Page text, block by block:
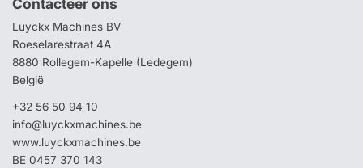
Luyckx Machines BV
Roeselarestraat 4A
8880 Rollegem-Kapelle (Ledegem)
België
+32 56 50 94 10
info@luyckxmachines.be
www.luyckxmachines.be
BE 0457 370 143